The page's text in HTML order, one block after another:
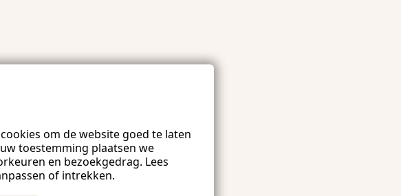
om de website goed te laten
toestemming plaatsen we
en bezoekgedrag. Lees
of intrekken.